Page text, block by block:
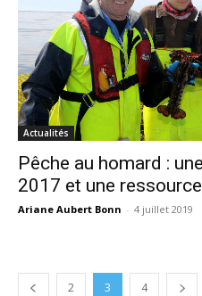
Actualités
Pêche au homard :
2017 et une
Ariane Aubert Bonn - 4 juillet 2019
2 3 4